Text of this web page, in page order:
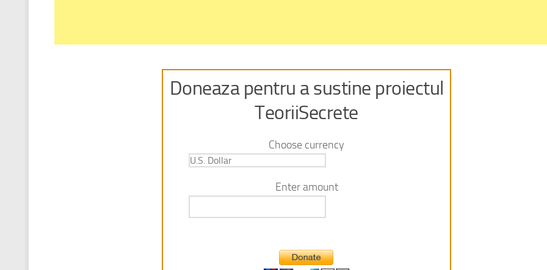
Doneaza pentru a sustine proiectul
TeoriiSecrete
Choose currency
Enter amount